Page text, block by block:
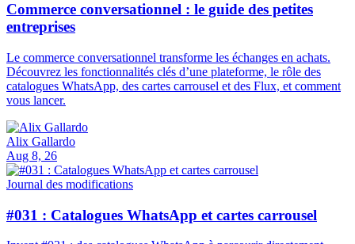
Commerce conversationnel : le guide des petites
entreprises
Le commerce conversationnel transforme les échanges en achats.
Découvrez les fonctionnalités clés d’une plateforme, le rôle des
catalogues WhatsApp, des cartes carrousel et des Flux, et comment
vous lancer.
Alix Gallardo
Aug 8, 26
Journal des modifications
#031 : Catalogues WhatsApp et cartes carrousel